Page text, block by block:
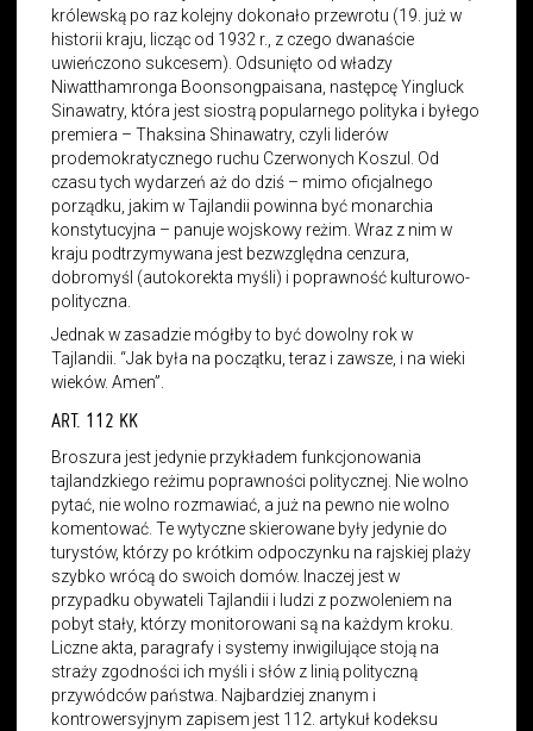
królewską po raz kolejny dokonało przewrotu (19. już w
historii kraju, licząc od 1932 r., z czego dwanaście
uwieńczono sukcesem). Odsunięto od władzy
Niwatthamronga Boonsongpaisana, następcę Yingluck
Sinawatry, która jest siostrą popularnego polityka i byłego
premiera – Thaksina Shinawatry, czyli liderów
prodemokratycznego ruchu Czerwonych Koszul. Od
czasu tych wydarzeń aż do dziś – mimo oficjalnego
porządku, jakim w Tajlandii powinna być monarchia
konstytucyjna – panuje wojskowy reżim. Wraz z nim w
kraju podtrzymywana jest bezwzględna cenzura,
dobromyśl (autokorekta myśli) i poprawność kulturowo-
polityczna.
Jednak w zasadzie mógłby to być dowolny rok w
Tajlandii. “Jak była na początku, teraz i zawsze, i na wieki
wieków. Amen”.
ART. 112 KK
Broszura jest jedynie przykładem funkcjonowania
tajlandzkiego reżimu poprawności politycznej. Nie wolno
pytać, nie wolno rozmawiać, a już na pewno nie wolno
komentować. Te wytyczne skierowane były jedynie do
turystów, którzy po krótkim odpoczynku na rajskiej plaży
szybko wrócą do swoich domów. Inaczej jest w
przypadku obywateli Tajlandii i ludzi z pozwoleniem na
pobyt stały, którzy monitorowani są na każdym kroku.
Liczne akta, paragrafy i systemy inwigilujące stoją na
straży zgodności ich myśli i słów z linią polityczną
przywódców państwa. Najbardziej znanym i
kontrowersyjnym zapisem jest 112. artykuł kodeksu